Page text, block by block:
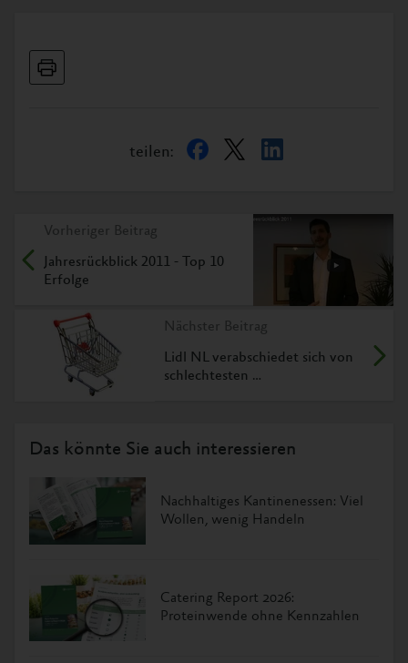
teilen:
Vorheriger Beitrag
Jahresrückblick 2011 - Top 10
Erfolge
Nächster Beitrag
Lidl NL verabschiedet sich von
schlechtesten …
Das könnte Sie auch interessieren
Nachhaltiges Kantinenessen: Viel
Wollen, wenig Handeln
Catering Report 2026:
Proteinwende ohne Kennzahlen